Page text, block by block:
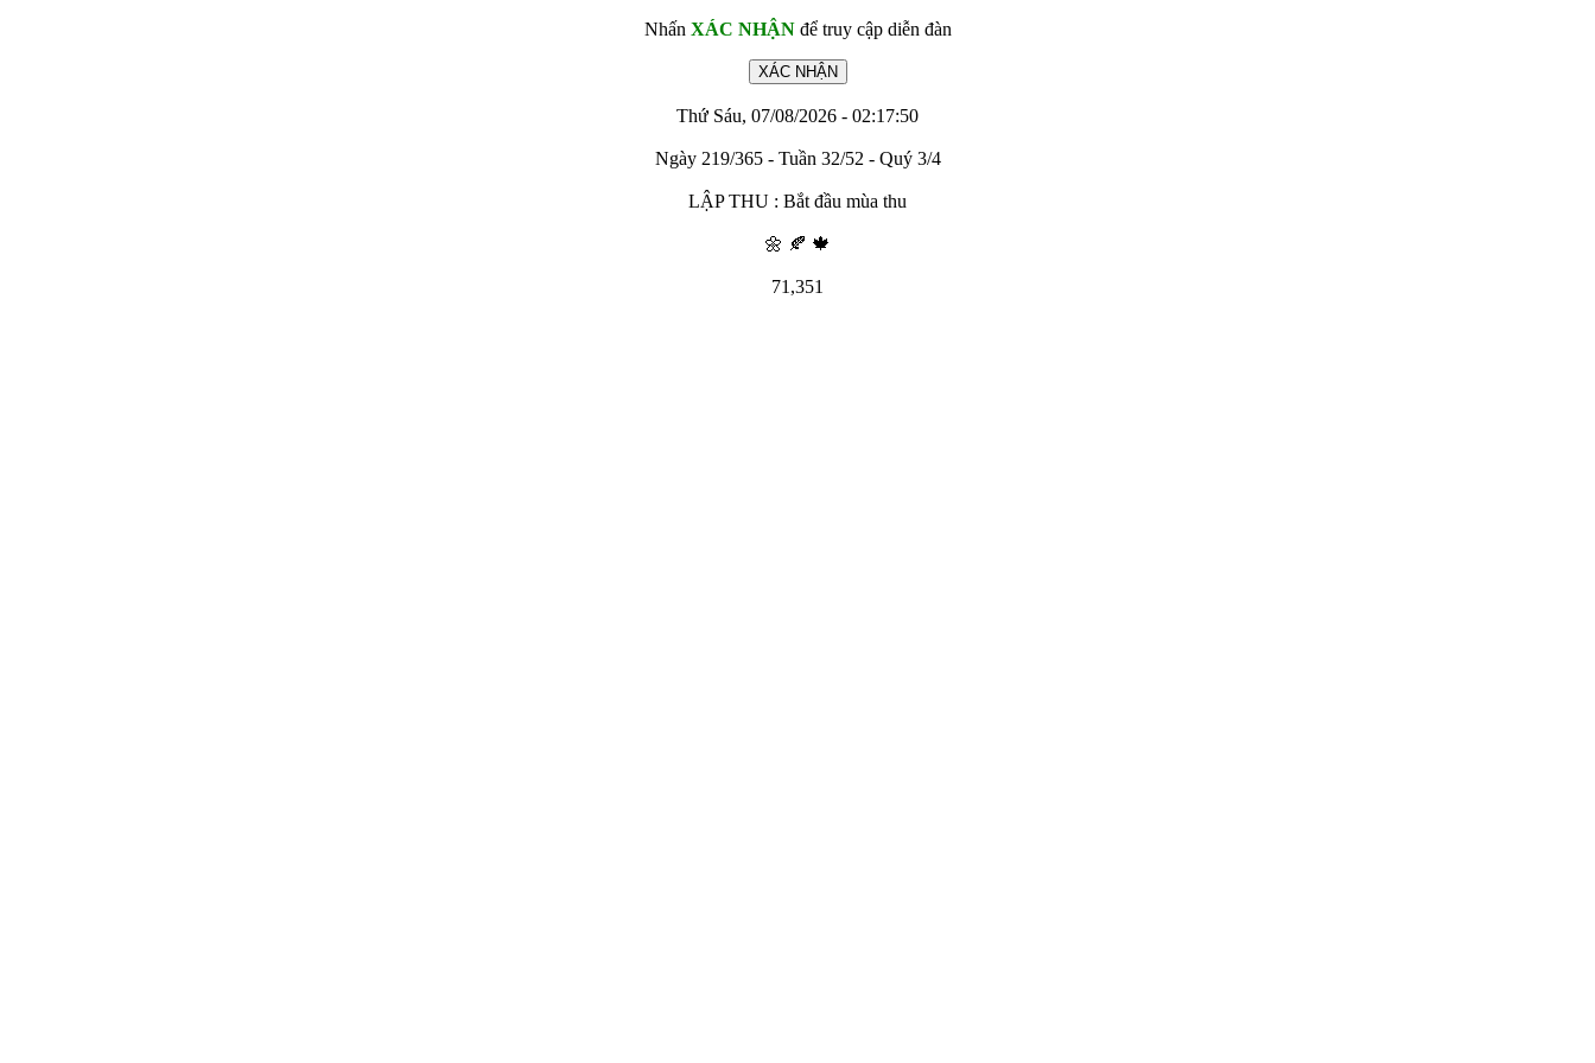
Nhấn XÁC NHẬNđể truy cập diễn đàn
Thứ Sáu, 07/08/2026 - 02:17:50
Ngày 219/365 - Tuần 32/52 - Quý 3/4
LẬP THU : Bắt đầu mùa thu
🌼 🍂 🍁
71,351